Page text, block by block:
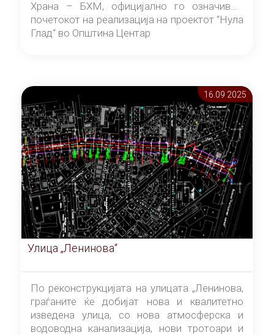
Храна – БХМ, официјално го означивме
почетокот на реализација на проектот “Нула
Глад“ во Општина Центар
16.09 2025
Улица „Ленинова“
По реконструкцијата на улицата „Ленинова,
граѓаните ќе добијат нова и квалитетно
изведена улица, со нова атмосферска и
водоводна канализација, нови тротоари и